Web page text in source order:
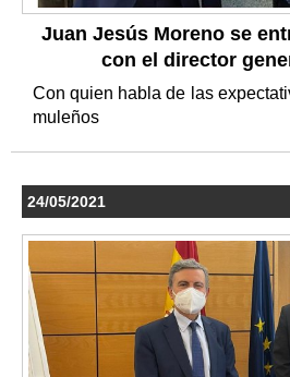
Juan Jesús Moreno se
con el director
Con quien habla de las
muleños
24/05/2021